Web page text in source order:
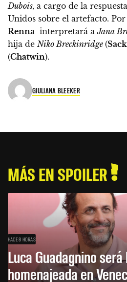
Dubois, a cargo de la
Unidos sobre el artefacto.
Renna interpretará aJana
hija de Niko Breckinridge (
(Chatwin).
GIULIANA BLEEKER
MÁS EN SPOILER
HACE 8 HORAS
Luca Guadagnino
homenajeada en